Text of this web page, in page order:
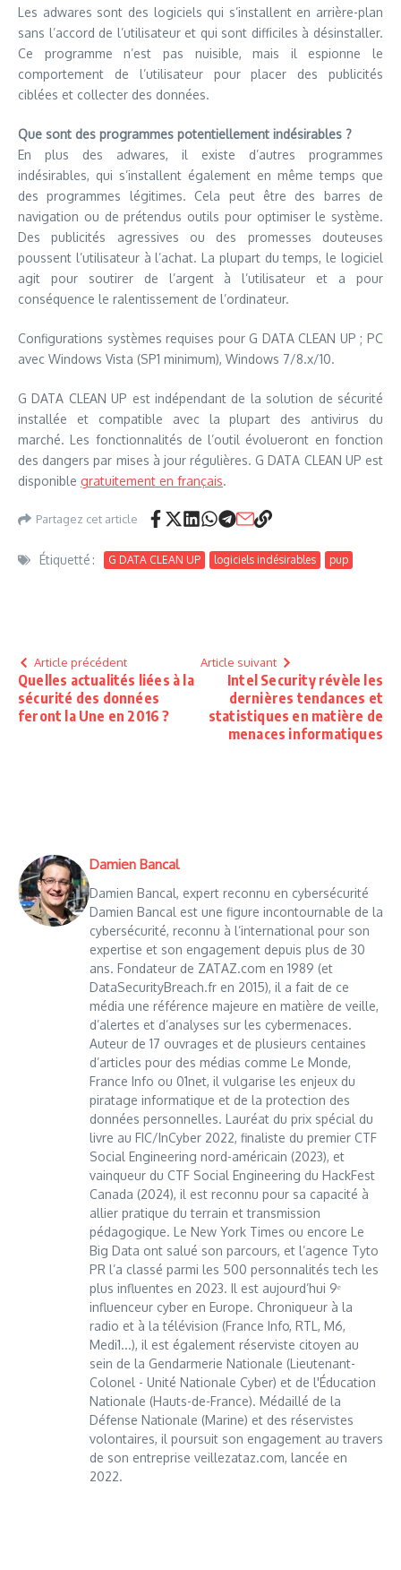
Les adwares sont des logiciels qui s’installent en arrière-plan
sans l’accord de l’utilisateur et qui sont difficiles à désinstaller.
Ce programme n’est pas nuisible, mais il espionne le
comportement de l’utilisateur pour placer des publicités
ciblées et collecter des données.
Que sont des programmes potentiellement indésirables ?
En plus des adwares, il existe d’autres programmes
indésirables, qui s’installent également en même temps que
des programmes légitimes. Cela peut être des barres de
navigation ou de prétendus outils pour optimiser le système.
Des publicités agressives ou des promesses douteuses
poussent l’utilisateur à l’achat. La plupart du temps, le logiciel
agit pour soutirer de l’argent à l’utilisateur et a pour
conséquence le ralentissement de l’ordinateur.
Configurations systèmes requises pour G DATA CLEAN UP ; PC
avec Windows Vista (SP1 minimum), Windows 7/8.x/10.
G DATA CLEAN UP est indépendant de la solution de sécurité
installée et compatible avec la plupart des antivirus du
marché. Les fonctionnalités de l’outil évolueront en fonction
des dangers par mises à jour régulières. G DATA CLEAN UP est
disponible gratuitement en français.
Partagez cet article
Étiquetté : G DATA CLEAN UP logiciels indésirables pup
Article précédent
Quelles actualités liées à la
sécurité des données
feront la Une en 2016 ?
Article suivant
Intel Security révèle les
dernières tendances et
statistiques en matière de
menaces informatiques
Damien Bancal
Damien Bancal, expert reconnu en cybersécurité
Damien Bancal est une figure incontournable de la
cybersécurité, reconnu à l’international pour son
expertise et son engagement depuis plus de 30
ans. Fondateur de ZATAZ.com en 1989 (et
DataSecurityBreach.fr en 2015), il a fait de ce
média une référence majeure en matière de veille,
d’alertes et d’analyses sur les cybermenaces.
Auteur de 17 ouvrages et de plusieurs centaines
d’articles pour des médias comme Le Monde,
France Info ou 01net, il vulgarise les enjeux du
piratage informatique et de la protection des
données personnelles. Lauréat du prix spécial du
livre au FIC/InCyber 2022, finaliste du premier CTF
Social Engineering nord-américain (2023), et
vainqueur du CTF Social Engineering du HackFest
Canada (2024), il est reconnu pour sa capacité à
allier pratique du terrain et transmission
pédagogique. Le New York Times ou encore Le
Big Data ont salué son parcours, et l’agence Tyto
PR l’a classé parmi les 500 personnalités tech les
plus influentes en 2023. Il est aujourd’hui 9ᵉ
influenceur cyber en Europe. Chroniqueur à la
radio et à la télévision (France Info, RTL, M6,
Medi1...), il est également réserviste citoyen au
sein de la Gendarmerie Nationale (Lieutenant-
Colonel - Unité Nationale Cyber) et de l'Éducation
Nationale (Hauts-de-France). Médaillé de la
Défense Nationale (Marine) et des réservistes
volontaires, il poursuit son engagement au travers
de son entreprise veillezataz.com, lancée en
2022.